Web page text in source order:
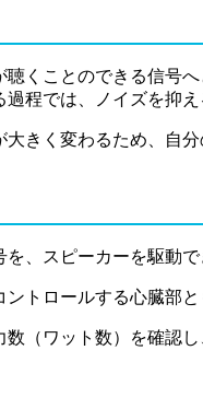
くことのできる信号
程では、ノイズを抑え
きく変わるため、自
、スピーカーを駆動
トロールする心臓部
（ワット数）を確認